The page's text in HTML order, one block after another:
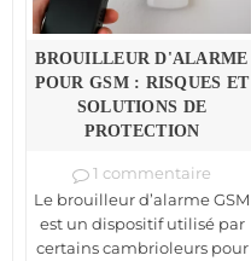
BROUILLEUR D'ALARME
POUR GSM : RISQUES ET
SOLUTIONS DE
PROTECTION
1 commentaire
Le brouilleur d’alarme GSM
est un dispositif utilisé par
certains cambrioleurs pour